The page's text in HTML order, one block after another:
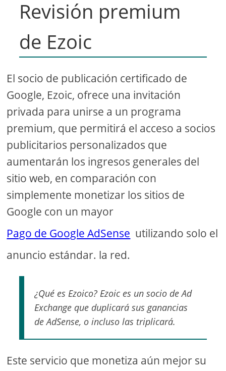
Revisión premium
de Ezoic
El socio de publicación certificado de
Google, Ezoic, ofrece una invitación
privada para unirse a un programa
premium, que permitirá el acceso a socios
publicitarios personalizados que
aumentarán los ingresos generales del
sitio web, en comparación con
simplemente monetizar los sitios de
Google con un mayor
Pago de Google AdSense utilizando solo el
anuncio estándar. la red.
¿Qué es Ezoico? Ezoic es un socio de Ad
Exchange que duplicará sus ganancias
de AdSense, o incluso las triplicará.
Este servicio que monetiza aún mejor su